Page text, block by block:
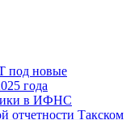
под новые
года
в ИФНС
отчетности Такском